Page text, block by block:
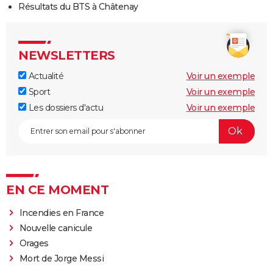
Résultats du BTS à Châtenay
NEWSLETTERS
Actualité
Voir un exemple
Sport
Voir un exemple
Les dossiers d'actu
Voir un exemple
EN CE MOMENT
Incendies en France
Nouvelle canicule
Orages
Mort de Jorge Messi